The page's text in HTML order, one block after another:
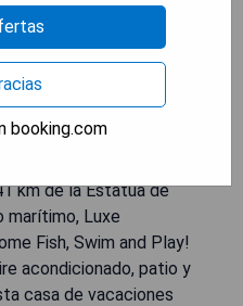
km de la Estatua de
marítimo, Luxe
Fish, Swim and Play!
acondicionado, patio y
casa de vacaciones
booking.com